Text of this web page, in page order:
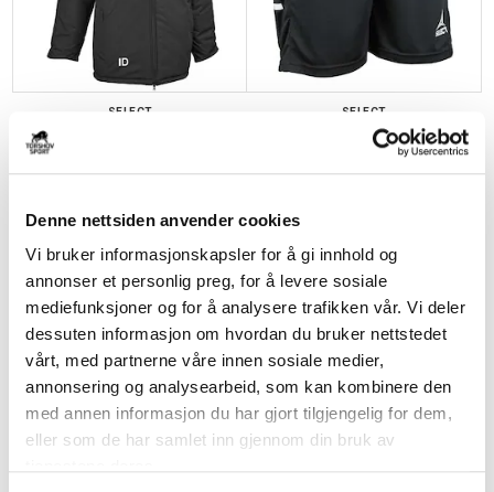
Denne nettsiden anvender cookies
Vi bruker informasjonskapsler for å gi innhold og
annonser et personlig preg, for å levere sosiale
mediefunksjoner og for å analysere trafikken vår. Vi deler
dessuten informasjon om hvordan du bruker nettstedet
vårt, med partnerne våre innen sosiale medier,
annonsering og analysearbeid, som kan kombinere den
med annen informasjon du har gjort tilgjengelig for dem,
eller som de har samlet inn gjennom din bruk av
SELECT
Nordre Fjell Håndball Coachjakke
SELECT
Nordre Fjell Håndball
Spillershorts Dame Sort/Hvit
BARN